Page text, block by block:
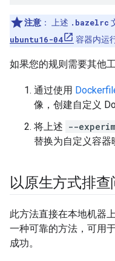
注意 ： 上述 .bazelrc
ubuntu16-04
容器内运
如果您的规则需要其他
通过使用
像，创建自定义
将上述 --
替换为自定义容器
以原生方式排查
此方法直接在本地机器
一种可靠的方法，可用
成功。